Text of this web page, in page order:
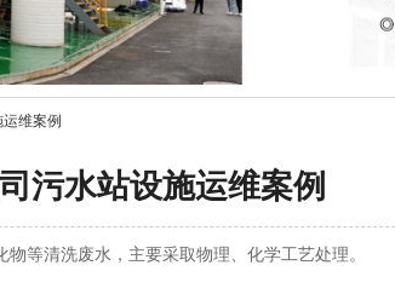
维案例
污水站设施运维案例
清洗废水，主要采取物理、化学工艺处理。